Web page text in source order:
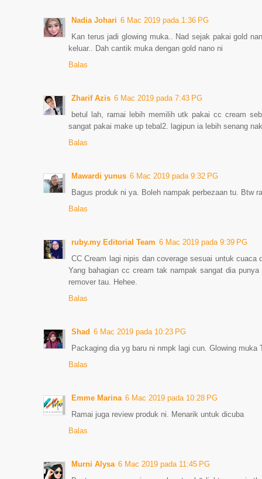
Nadia Johari 6 Mac 2019 pada 1:36 PG
Kan terus jadi glowing muka.. Nad sejak pakai gold
keluar.. Dah cantik muka dengan gold nano ni
Balas
Zharif Azis 6 Mac 2019 pada 7:43 PG
betul lah, ramai lebih memilih utk pakai cc cream
sangat pakai make up tebal2. lagipun ia lebih senang
Balas
Mawardi yunus 6 Mac 2019 pada 9:32 PG
Bagus produk ni ya. Boleh nampak perbezaan tu. Btw
Balas
ruby.my Editorial Team 6 Mac 2019 pada 9:39 PG
CC Cream lagi nipis dan coverage sesuai untuk
Yang bahagian cc cream tak nampak sangat dia
remover tau. Hehee.
Balas
Shad 6 Mac 2019 pada 10:23 PG
Packaging dia yg baru ni nmpk lagi cun. Glowing muka
Balas
Emme Marina 6 Mac 2019 pada 10:28 PG
Ramai juga review produk ni. Menarik untuk dicuba
Balas
Murni Alysa 6 Mac 2019 pada 11:45 PG